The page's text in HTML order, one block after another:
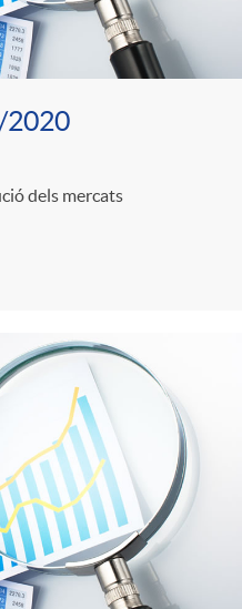
2020
dels mercats